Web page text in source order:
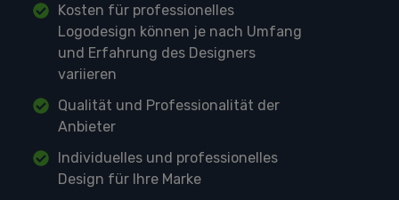
Kosten für professionelles
Logodesign können je nach Umfang
und Erfahrung des Designers
variieren
Qualität und Professionalität der
Anbieter
Individuelles und professionelles
Design für Ihre Marke